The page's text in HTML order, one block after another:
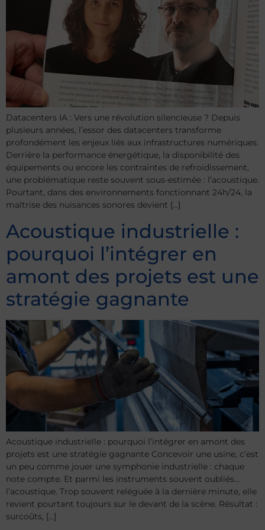
Datacenters IA : Vers une révolution silencieuse ? Depuis
plusieurs années, l’essor des datacenters transforme
profondément les enjeux liés aux infrastructures numériques.
Derrière la performance énergétique, la disponibilité des
équipements ou encore les contraintes de refroidissement,
une problématique reste souvent sous-estimée : l’acoustique.
Pourtant, dans des environnements fonctionnant 24h/24, la
maîtrise des nuisances sonores devient […]
Acoustique industrielle :
pourquoi l’intégrer en
amont des projets est une
stratégie gagnante
Acoustique industrielle : pourquoi l’intégrer en amont des
projets est une stratégie gagnante Concevoir une usine, c’est
un peu comme jouer une symphonie industrielle : chaque
note compte. Et parmi les instruments souvent oubliés…
l’acoustique. Trop souvent reléguée à la dernière minute, elle
revient pourtant toujours sur le devant de la scène. Résultat :
surcoûts, […]